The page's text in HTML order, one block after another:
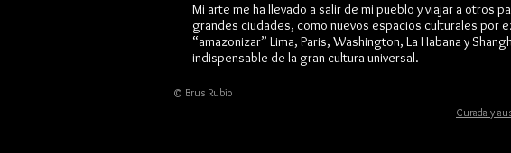
Mi arte me ha llevado a salir de mi pueblo y viajar a otros
grandes ciudades, como nuevos espacios culturales por
“amazonizar” Lima, Paris, Washington, La Habana y
indispensable de la gran cultura universal.
© Brus Rubio
Curada y